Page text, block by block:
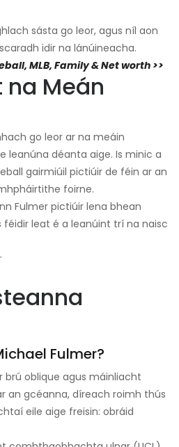
sásta go leor, agus níl aon
idir na lánúineacha.
MLB, Family & Net worth >>
Meán
go leor ar na meáin
leanúna déanta aige. Is minic a
gairmiúil pictiúir de féin ar an
foirne.
Fulmer pictiúir lena bhean
féidir leat é a leanúint trí na naisc
Fulmer?
brú oblique agus máinliacht
an gcéanna, díreach roimh thús
eile aige freisin: obráid